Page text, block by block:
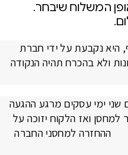
המשלוח שיבחר.
היא נקבעת על ידי חברת
ולא בהכרח תהיה הנקודה
ימי עסקים מרגע ההגעה
למחסן ואז הלקוח יזוכה על
ההחזרה למחסני החברה